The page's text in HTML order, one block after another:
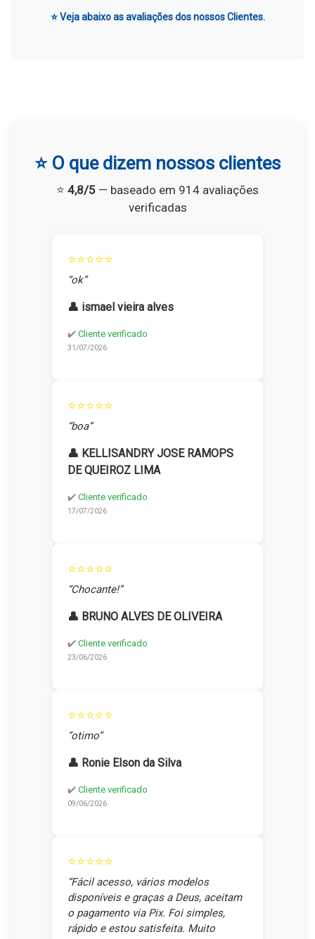
⭐ Veja abaixo as avaliações dos nossos Clientes.
⭐ O que dizem nossos clientes
⭐ 4,8/5 — baseado em 914 avaliações
verificadas
⭐⭐⭐⭐⭐
“ok”
👤 ismael vieira alves
✔️ Cliente verificado
31/07/2026
⭐⭐⭐⭐⭐
“boa”
👤 KELLISANDRY JOSE RAMOPS
DE QUEIROZ LIMA
✔️ Cliente verificado
17/07/2026
⭐⭐⭐⭐⭐
“Chocante!”
👤 BRUNO ALVES DE OLIVEIRA
✔️ Cliente verificado
23/06/2026
⭐⭐⭐⭐⭐
“otimo”
👤 Ronie Elson da Silva
✔️ Cliente verificado
09/06/2026
⭐⭐⭐⭐⭐
“Fácil acesso, vários modelos
disponíveis e graças a Deus, aceitam
o pagamento via Pix. Foi simples,
rápido e estou satisfeita. Muito